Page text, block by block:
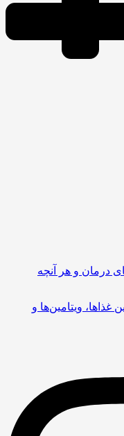
درمان و هر آنچه
غذاها، ویتامین‌ها و